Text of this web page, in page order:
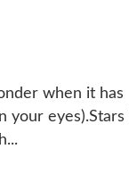
when it has
your eyes).Stars